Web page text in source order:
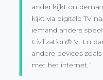
ander kijkt on
kijkt via digitale TV
iemand anders
Civilization® V. En
andere devices
met het internet.”